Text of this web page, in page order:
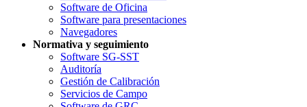
Software de Oficina
Software para presentaciones
Navegadores
Normativa y seguimiento
Software SG-SST
Auditoría
Gestión de Calibración
Servicios de Campo